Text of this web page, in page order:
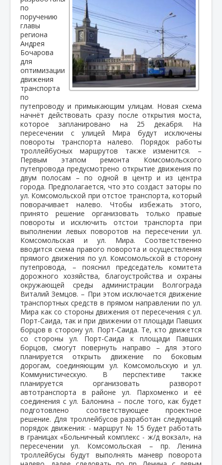
по
поручению
главы
региона
Андрея
Бочарова
для
оптимизации
движения
транспорта
по
путепроводу и примыкающим улицам. Новая схема
начнёт действовать сразу после открытия моста,
которое запланировано на 25 декабря. На
пересечении с улицей Мира будут исключены
повороты транспорта налево. Порядок работы
троллейбусных маршрутов также изменится. –
Первым этапом ремонта Комсомольского
путепровода предусмотрено открытие движения по
двум полосам – по одной в центр и из центра
города. Предполагается, что это создаст заторы по
ул. Комсомольской при отстое транспорта, который
поворачивает налево. Чтобы избежать этого,
принято решение организовать только правые
повороты и исключить отстои транспорта при
выполнении левых поворотов на пересечении ул.
Комсомольская и ул. Мира. Соответственно
вводится схема правого поворота и осуществления
прямого движения по ул. Комсомольской в сторону
путепровода, – пояснил председатель комитета
дорожного хозяйства, благоустройства и охраны
окружающей среды администрации Волгограда
Виталий Земцов. – При этом исключается движение
транспортных средств в прямом направлении по ул.
Мира как со стороны движения от пересечения с ул.
Порт-Саида, так и при движении от площади Павших
борцов в сторону ул. Порт-Саида. Те, кто движется
со стороны ул. Порт-Саида к площади Павших
борцов, смогут повернуть направо – для этого
планируется открыть движение по боковым
дорогам, соединяющим ул. Комсомольскую и ул.
Коммунистическую. В перспективе также
планируется организовать разворот
автотранспорта в районе ул. Пархоменко и её
соединения с ул. Балонина – после того, как будет
подготовлено соответствующее проектное
решение. Для троллейбусов разработан следующий
порядок движения: - маршрут № 15 будет работать
в границах «Больничный комплекс - ж/д вокзал», на
пересечении ул. Комсомольская – пр. Ленина
троллейбусы будут выполнять маневр поворота